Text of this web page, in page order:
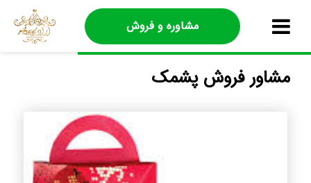
مشاوره و فروش
مشاور فروش پشمک